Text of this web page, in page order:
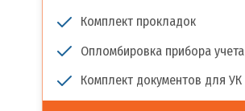
Комплект прокладок
Опломбировка прибора учета
Комплект документов для УК